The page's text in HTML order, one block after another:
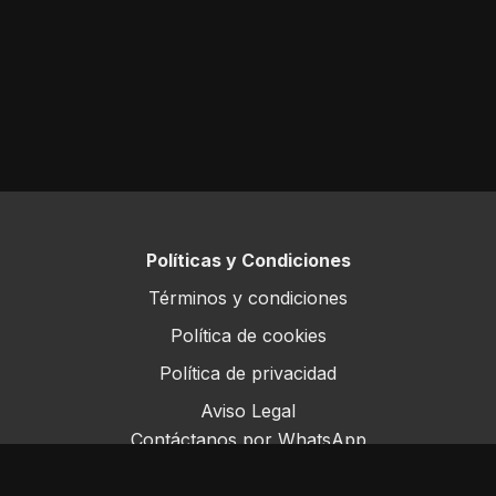
Políticas y Condiciones
Términos y condiciones
Política de cookies
Política de privacidad
Aviso Legal
Contáctanos por WhatsApp